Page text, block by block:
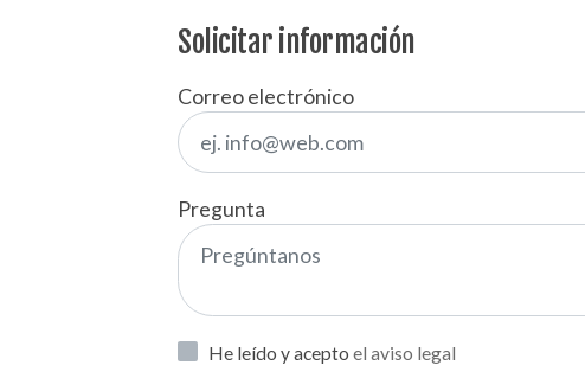
Solicitar información
Correo electrónico
Pregunta
He leído y acepto el aviso legal